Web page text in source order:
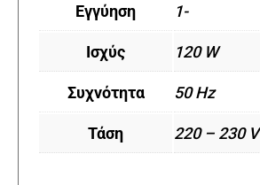
Εγγύηση 1-
Ισχύς 120 W
Συχνότητα 50 Hz
Τάση 220 – 230 V